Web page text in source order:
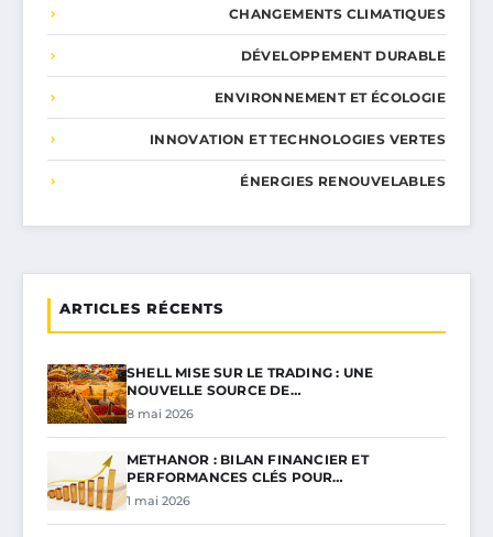
CHANGEMENTS CLIMATIQUES
DÉVELOPPEMENT DURABLE
ENVIRONNEMENT ET ÉCOLOGIE
INNOVATION ET TECHNOLOGIES VERTES
ÉNERGIES RENOUVELABLES
ARTICLES RÉCENTS
SHELL MISE SUR LE TRADING : UNE
NOUVELLE SOURCE DE…
8 mai 2026
METHANOR : BILAN FINANCIER ET
PERFORMANCES CLÉS POUR…
1 mai 2026